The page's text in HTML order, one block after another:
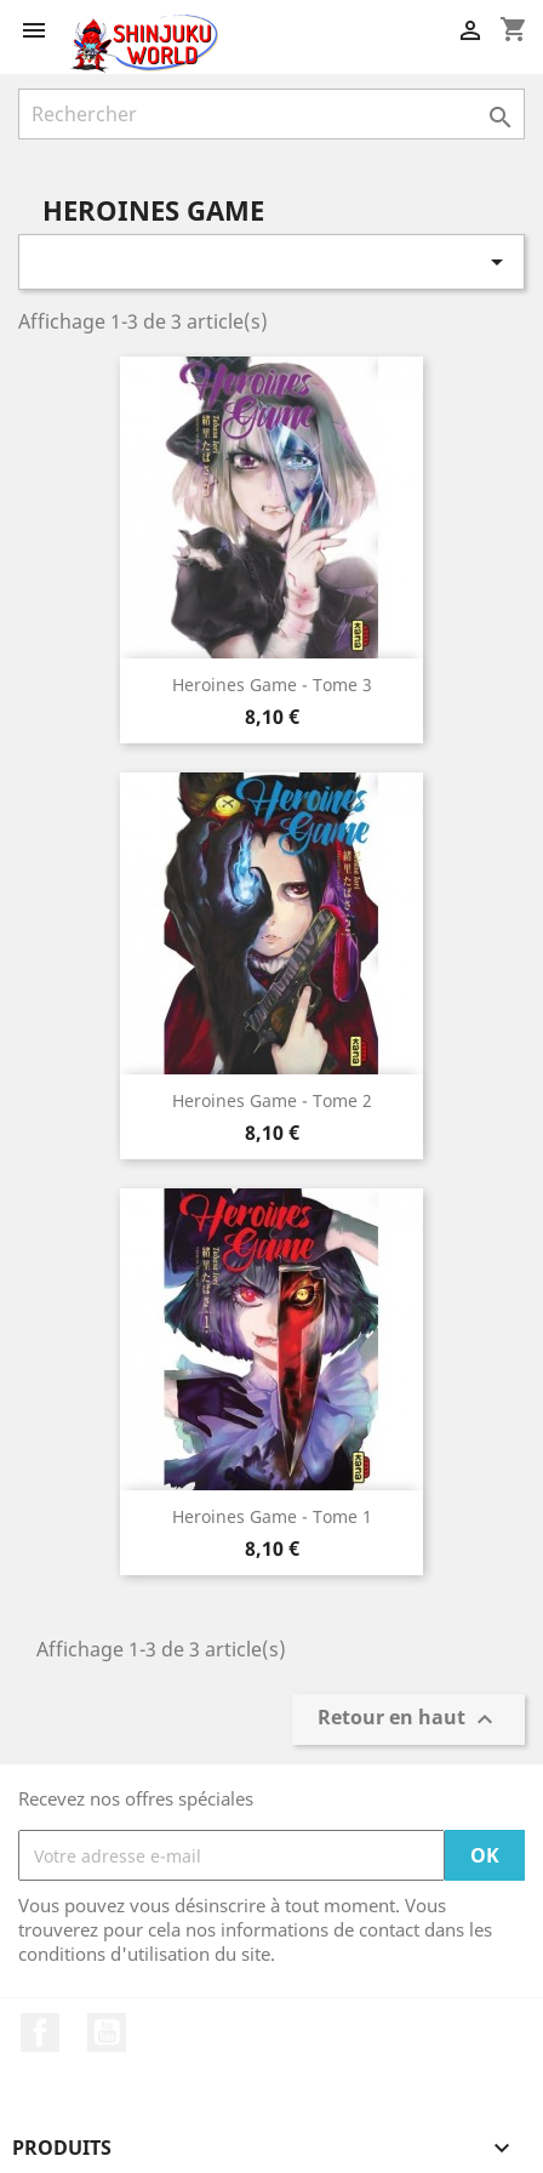
 shopping_cart


HEROINES GAME

Affichage 1-3 de 3 article(s)
Heroines Game - Tome 3
Prix
8,10 €
Heroines Game - Tome 2
Prix
8,10 €
Heroines Game - Tome 1
Prix
8,10 €
Affichage 1-3 de 3 article(s)
Retour en haut 
Recevez nos offres spéciales
Vous pouvez vous désinscrire à tout moment. Vous
trouverez pour cela nos informations de contact dans les
conditions d'utilisation du site.
PRODUITS 